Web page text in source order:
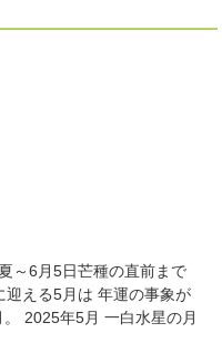
～6月5日芒種の直前まで
える5月は 年運の事象が
2025年5月 一白水星の月